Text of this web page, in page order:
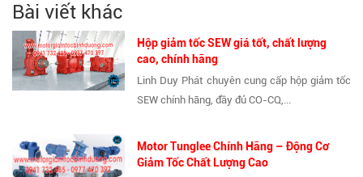
Bài viết khác
Hộp giảm tốc SEW giá tốt, chất lượng
cao, chính hãng
Linh Duy Phát chuyên cung cấp hộp giảm tốc
SEW chính hãng, đầy đủ CO-CQ,...
Motor Tunglee Chính Hãng – Động Cơ
Giảm Tốc Chất Lượng Cao